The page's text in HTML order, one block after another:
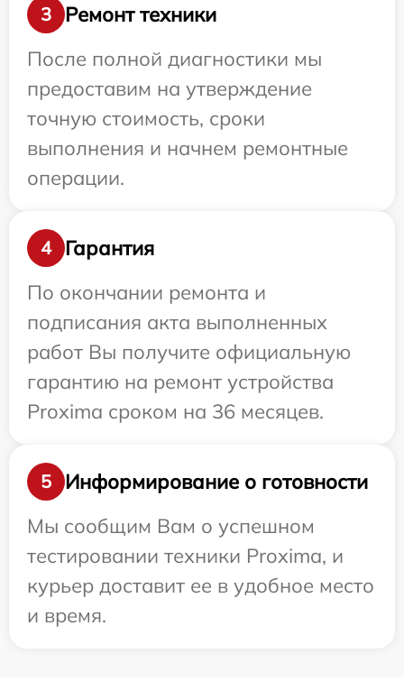
3
Ремонт техники
После полной диагностики мы
предоставим на утверждение
точную стоимость, сроки
выполнения и начнем ремонтные
операции.
4
Гарантия
По окончании ремонта и
подписания акта выполненных
работ Вы получите официальную
гарантию на ремонт устройства
Proxima сроком на 36 месяцев.
5
Информирование о готовности
Мы сообщим Вам о успешном
тестировании техники Proxima, и
курьер доставит ее в удобное место
и время.